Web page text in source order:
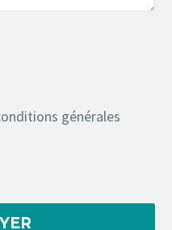
générales